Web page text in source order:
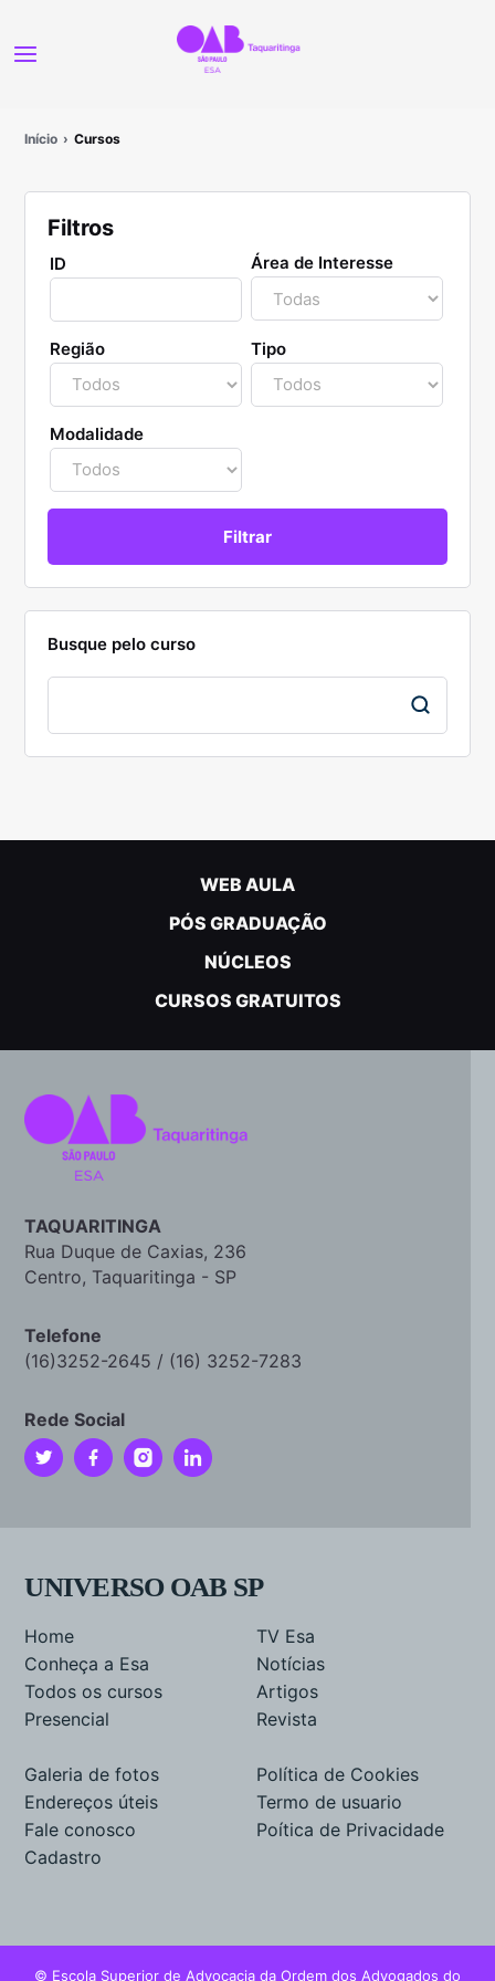
Início Cursos
Filtros
ID Área de Interesse
Região Tipo
Modalidade
Busque pelo curso
WEB AULA
PÓS GRADUAÇÃO
NÚCLEOS
CURSOS GRATUITOS
TAQUARITINGA
Rua Duque de Caxias, 236
Centro, Taquaritinga - SP
Telefone
(16)3252-2645 / (16) 3252-7283
Rede Social
UNIVERSO OAB SP
Home
Conheça a Esa
Todos os cursos
Presencial
TV Esa
Notícias
Artigos
Revista
Galeria de fotos
Endereços úteis
Fale conosco
Cadastro
Política de Cookies
Termo de usuario
Poítica de Privacidade
© Escola Superior de Advocacia da Ordem dos Advogados do